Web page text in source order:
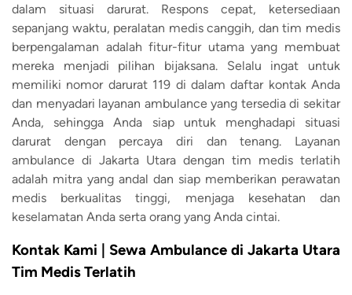
dalam situasi darurat. Respons cepat, ketersediaan
sepanjang waktu, peralatan medis canggih, dan tim medis
berpengalaman adalah fitur-fitur utama yang membuat
mereka menjadi pilihan bijaksana. Selalu ingat untuk
memiliki nomor darurat 119 di dalam daftar kontak Anda
dan menyadari layanan ambulance yang tersedia di sekitar
Anda, sehingga Anda siap untuk menghadapi situasi
darurat dengan percaya diri dan tenang. Layanan
ambulance di Jakarta Utara dengan tim medis terlatih
adalah mitra yang andal dan siap memberikan perawatan
medis berkualitas tinggi, menjaga kesehatan dan
keselamatan Anda serta orang yang Anda cintai.
Kontak Kami | Sewa Ambulance di Jakarta Utara
Tim Medis Terlatih